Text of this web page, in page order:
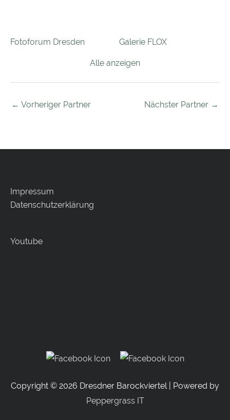
Fotoforum Dresden Galerie FLOX
Alle anzeigen
← Vorheriger Partner Nächster Partner →
Impressum
Datenschutzerklärung
Youtube
Copyright © 2026 Dresdner Barockviertel | Powered by
Peppergrass IT